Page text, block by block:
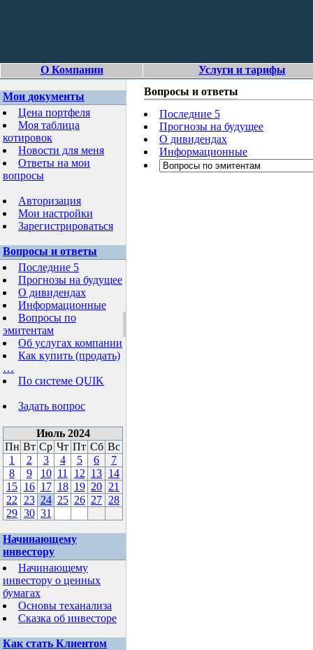
О Компании Услуги и тарифы
Мои документы
Цена портфеля
Моя таблица
котировок
Новости для меня
Ответы на мои
вопросы
Авторизация
Мои настройки
Зарегистрироваться
Вопросы и ответы
Последние 5
Прогнозы на будущее
О дивидендах
Информационные
Вопросы по
эмитентам
Об услугах компании
Как купить (продать)
…
По системе QUIK
Задать вопрос
Июль 2024
Пн Вт Ср Чт Пт Сб Вс
1
2 3 4 5 6
7
8
9 10 11 12 13 14
15 16 17 18 19 20 21
22
23 24 25 26 27 28
29 30 31
Начинающему
инвестору
Начинающему
инвестору о ценных
бумагах
Основы теханализа
Сказка об инвесторе
Как стать Клиентом
Вопросы и ответы
Последние 5
Прогнозы на будущее
О дивидендах
Информационные